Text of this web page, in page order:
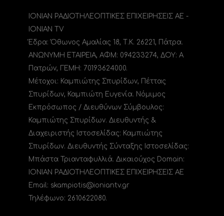
ΙΟΝΙΑΝ ΡΑΔΙΟΤΗΛΕΟΠΤΙΚΕΣ ΕΠΙΧΕΙΡΗΣΕΙΣ ΑΕ -
IONIAN TV
Έδρα: Όθωνος Αμαλίας 18, Τ.Κ. 26221, Πάτρα.
ΑΝΩΝΥΜΗ ΕΤΑΙΡΕΙΑ, ΑΦΜ: 094233274, ΔΟΥ: A
Πατρών, ΓΕΜΗ: 70193624000.
Μέτοχοι: Καμπιώτης Σπυρίδων, Πέττας
Σπυρίδων, Καμπιώτη Ευγενία. Νόμιμος
Εκπρόσωπος / Διευθύνων Σύμβουλος:
Καμπιώτης Σπυρίδων. Διευθυντής &
Διαχειριστής Ιστοσελίδας: Καμπιώτης
Σπυρίδων. Διευθυντής Σύνταξης Ιστοσελίδας:
Μπάστα Τριανταφυλλιά. Δικαιούχος Domain:
ΙΟΝΙΑΝ ΡΑΔΙΟΤΗΛΕΟΠΤΙΚΕΣ ΕΠΙΧΕΙΡΗΣΕΙΣ ΑΕ
Email: skampiotis@ioniantv.gr
Τηλέφωνο: 2610622080.